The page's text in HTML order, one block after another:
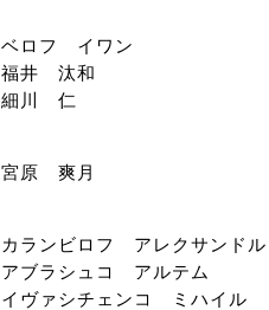
ベロフ イワン
福井 汰和
細川 仁
宮原 爽月
カランビロフ アレクサンドル
アブラシュコ アルテム
イヴァシチェンコ ミハイル